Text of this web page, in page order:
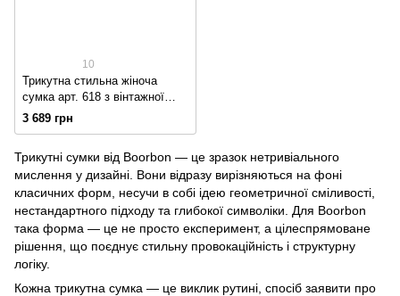
10
Трикутна стильна жіноча
сумка арт. 618 з вінтажної
натуральної шкіри темно-
сірого кольору
3 689 грн
Трикутні сумки від Boorbon — це зразок нетривіального
мислення у дизайні. Вони відразу вирізняються на фоні
класичних форм, несучи в собі ідею геометричної сміливості,
нестандартного підходу та глибокої символіки. Для Boorbon
така форма — це не просто експеримент, а цілеспрямоване
рішення, що поєднує стильну провокаційність і структурну
логіку.
Кожна трикутна сумка — це виклик рутині, спосіб заявити про